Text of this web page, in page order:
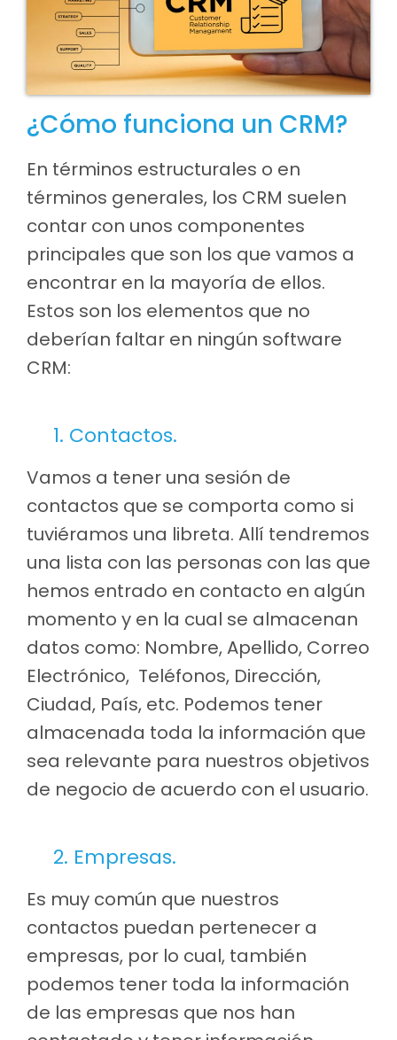
¿Cómo funciona un CRM?
En términos estructurales o en
términos generales, los CRM suelen
contar con unos componentes
principales que son los que vamos a
encontrar en la mayoría de ellos.
Estos son los elementos que no
deberían faltar en ningún software
CRM:
1. Contactos.
Vamos a tener una sesión de
contactos que se comporta como si
tuviéramos una libreta. Allí tendremos
una lista con las personas con las que
hemos entrado en contacto en algún
momento y en la cual se almacenan
datos como: Nombre, Apellido, Correo
Electrónico, Teléfonos, Dirección,
Ciudad, País, etc. Podemos tener
almacenada toda la información que
sea relevante para nuestros objetivos
de negocio de acuerdo con el usuario.
2. Empresas.
Es muy común que nuestros
contactos puedan pertenecer a
empresas, por lo cual, también
podemos tener toda la información
de las empresas que nos han